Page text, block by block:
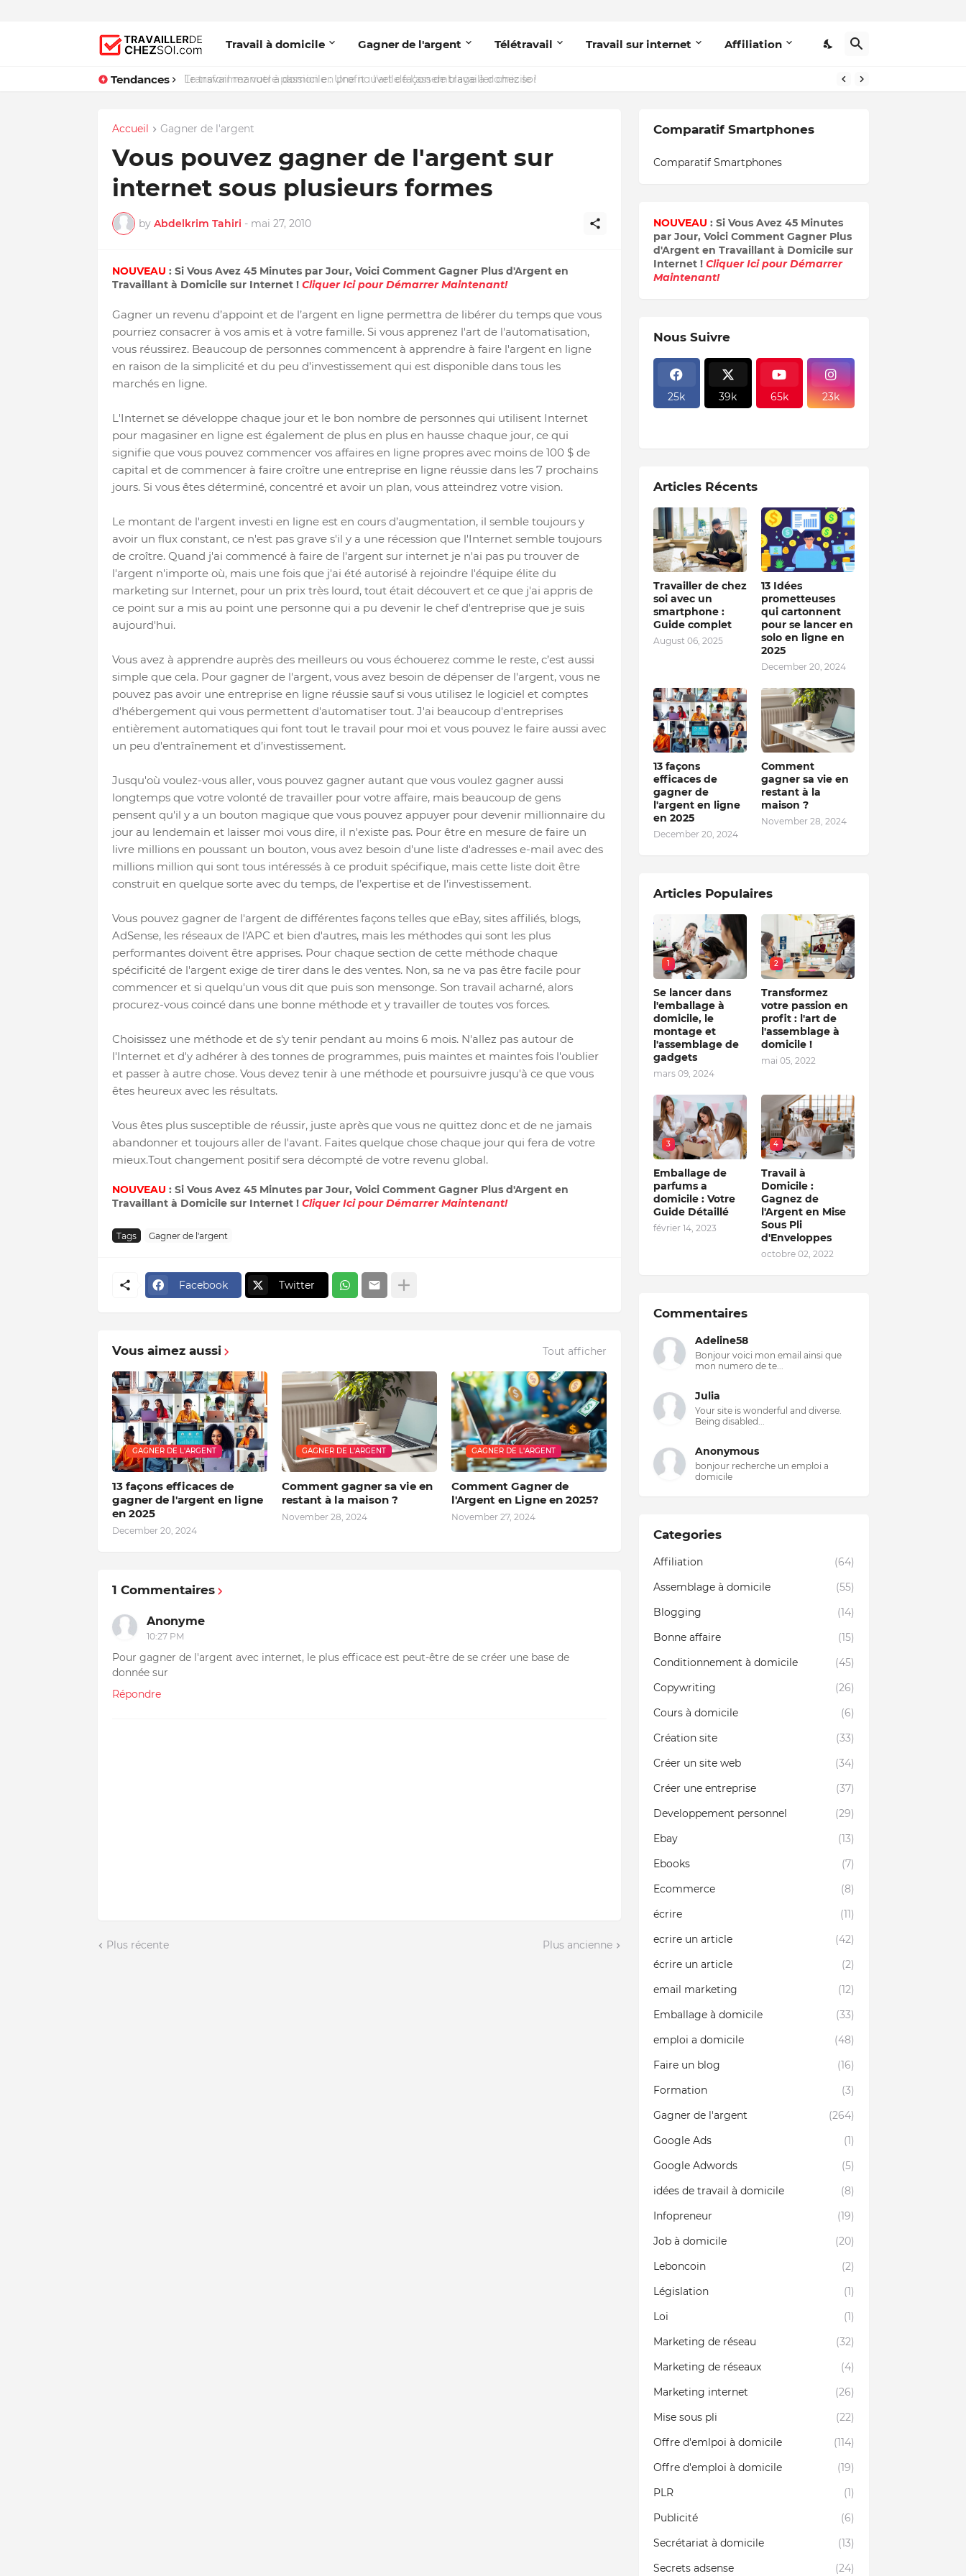
Travail à domicile Gagner de l'argent Télétravail Travail sur internet Affiliation
Tendances Le travail manuel à domicile : Une nouvelle façon de travailler chez soi
Accueil Gagner de l'argent
Vous pouvez gagner de l'argent sur
internet sous plusieurs formes
by Abdelkrim Tahiri - mai 27, 2010
NOUVEAU : Si Vous Avez 45 Minutes par Jour, Voici Comment Gagner Plus d'Argent en
Travaillant à Domicile sur Internet ! Cliquer Ici pour Démarrer Maintenant!
Gagner un revenu d’appoint et de l’argent en ligne permettra de libérer du temps que vous
pourriez consacrer à vos amis et à votre famille. Si vous apprenez l'art de l'automatisation,
vous réussirez. Beaucoup de personnes commencent à apprendre à faire l'argent en ligne
en raison de la simplicité et du peu d’investissement qui est disponible dans tous les
marchés en ligne.
L'Internet se développe chaque jour et le bon nombre de personnes qui utilisent Internet
pour magasiner en ligne est également de plus en plus en hausse chaque jour, ce qui
signifie que vous pouvez commencer vos affaires en ligne propres avec moins de 100 $ de
capital et de commencer à faire croître une entreprise en ligne réussie dans les 7 prochains
jours. Si vous êtes déterminé, concentré et avoir un plan, vous atteindrez votre vision.
Le montant de l'argent investi en ligne est en cours d’augmentation, il semble toujours y
avoir un flux constant, ce n'est pas grave s'il y a une récession que l'Internet semble toujours
de croître. Quand j'ai commencé à faire de l'argent sur internet je n'ai pas pu trouver de
l'argent n'importe où, mais une fois que j'ai été autorisé à rejoindre l'équipe élite du
marketing sur Internet, pour un prix très lourd, tout était découvert et ce que j'ai appris de
ce point sur a mis au point une personne qui a pu devenir le chef d'entreprise que je suis
aujourd'hui.
Vous avez à apprendre auprès des meilleurs ou vous échouerez comme le reste, c’est aussi
simple que cela. Pour gagner de l'argent, vous avez besoin de dépenser de l'argent, vous ne
pouvez pas avoir une entreprise en ligne réussie sauf si vous utilisez le logiciel et comptes
d'hébergement qui vous permettent d'automatiser tout. J'ai beaucoup d'entreprises
entièrement automatiques qui font tout le travail pour moi et vous pouvez le faire aussi avec
un peu d'entraînement et d’investissement.
Jusqu'où voulez-vous aller, vous pouvez gagner autant que vous voulez gagner aussi
longtemps que votre volonté de travailler pour votre affaire, mais beaucoup de gens
pensent qu'il y a un bouton magique que vous pouvez appuyer pour devenir millionnaire du
jour au lendemain et laisser moi vous dire, il n'existe pas. Pour être en mesure de faire un
livre millions en poussant un bouton, vous avez besoin d'une liste d'adresses e-mail avec des
millions million qui sont tous intéressés à ce produit spécifique, mais cette liste doit être
construit en quelque sorte avec du temps, de l’expertise et de l’investissement.
Vous pouvez gagner de l'argent de différentes façons telles que eBay, sites affiliés, blogs,
AdSense, les réseaux de l'APC et bien d'autres, mais les méthodes qui sont les plus
performantes doivent être apprises. Pour chaque section de cette méthode chaque
spécificité de l'argent exige de tirer dans le des ventes. Non, sa ne va pas être facile pour
commencer et si quelqu'un vous dit que puis son mensonge. Son travail acharné, alors
procurez-vous coincé dans une bonne méthode et y travailler de toutes vos forces.
Choisissez une méthode et de s'y tenir pendant au moins 6 mois. N'allez pas autour de
l'Internet et d'y adhérer à des tonnes de programmes, puis maintes et maintes fois l'oublier
et passer à autre chose. Vous devez tenir à une méthode et poursuivre jusqu'à ce que vous
êtes heureux avec les résultats.
Vous êtes plus susceptible de réussir, juste après que vous ne quittez donc et de ne jamais
abandonner et toujours aller de l'avant. Faites quelque chose chaque jour qui fera de votre
mieux.Tout changement positif sera décompté de votre revenu global.
NOUVEAU : Si Vous Avez 45 Minutes par Jour, Voici Comment Gagner Plus d'Argent en
Travaillant à Domicile sur Internet ! Cliquer Ici pour Démarrer Maintenant!
Tags Gagner de l'argent
Facebook Twitter
Vous aimez aussi Tout afficher
GAGNER DE L'ARGENT
13 façons efficaces de
gagner de l'argent en ligne
en 2025
December 20, 2024
GAGNER DE L'ARGENT
Comment gagner sa vie en
restant à la maison ?
November 28, 2024
GAGNER DE L'ARGENT
Comment Gagner de
l'Argent en Ligne en 2025?
November 27, 2024
1 Commentaires
Anonyme
10:27 PM
Pour gagner de l'argent avec internet, le plus efficace est peut-être de se créer une base de
donnée sur
Répondre
Plus récente Plus ancienne
Comparatif Smartphones
Comparatif Smartphones
NOUVEAU : Si Vous Avez 45 Minutes
par Jour, Voici Comment Gagner Plus
d'Argent en Travaillant à Domicile sur
Internet ! Cliquer Ici pour Démarrer
Maintenant!
Nous Suivre
25k 39k 65k 23k
Articles Récents
Travailler de chez
soi avec un
smartphone :
Guide complet
August 06, 2025
13 Idées
prometteuses
qui cartonnent
pour se lancer en
solo en ligne en
2025
December 20, 2024
13 façons
efficaces de
gagner de
l'argent en ligne
en 2025
December 20, 2024
Comment
gagner sa vie en
restant à la
maison ?
November 28, 2024
Articles Populaires
1
Se lancer dans
l'emballage à
domicile, le
montage et
l'assemblage de
gadgets
mars 09, 2024
2
Transformez
votre passion en
profit : l'art de
l'assemblage à
domicile !
mai 05, 2022
3
Emballage de
parfums a
domicile : Votre
Guide Détaillé
février 14, 2023
4
Travail à
Domicile :
Gagnez de
l'Argent en Mise
Sous Pli
d'Enveloppes
octobre 02, 2022
Commentaires
Adeline58
Bonjour voici mon email ainsi que
mon numero de te...
Julia
Your site is wonderful and diverse.
Being disabled...
Anonymous
bonjour recherche un emploi a
domicile
Categories
Affiliation
(64)
Assemblage à domicile
(55)
Blogging
(14)
Bonne affaire
(15)
Conditionnement à domicile
(45)
Copywriting
(26)
Cours à domicile
(6)
Création site
(33)
Créer un site web
(34)
Créer une entreprise
(37)
Developpement personnel
(29)
Ebay
(13)
Ebooks
(7)
Ecommerce
(8)
écrire
(11)
ecrire un article
(42)
écrire un article
(2)
email marketing
(12)
Emballage à domicile
(33)
emploi a domicile
(48)
Faire un blog
(16)
Formation
(3)
Gagner de l'argent
(264)
Google Ads
(1)
Google Adwords
(5)
idées de travail à domicile
(8)
Infopreneur
(19)
Job à domicile
(20)
Leboncoin
(2)
Législation
(1)
Loi
(1)
Marketing de réseau
(32)
Marketing de réseaux
(4)
Marketing internet
(26)
Mise sous pli
(22)
Offre d'emlpoi à domicile
(114)
Offre d'emploi à domicile
(19)
PLR
(1)
Publicité
(6)
Secrétariat à domicile
(13)
Secrets adsense
(24)